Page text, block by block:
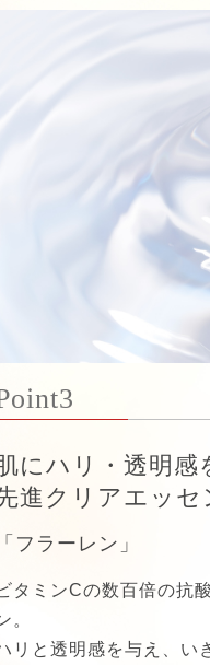
にハリ・透明感
進クリアエッセ
フラーレン」
タミンCの数百倍の抗
。
リと透明感を与え、い